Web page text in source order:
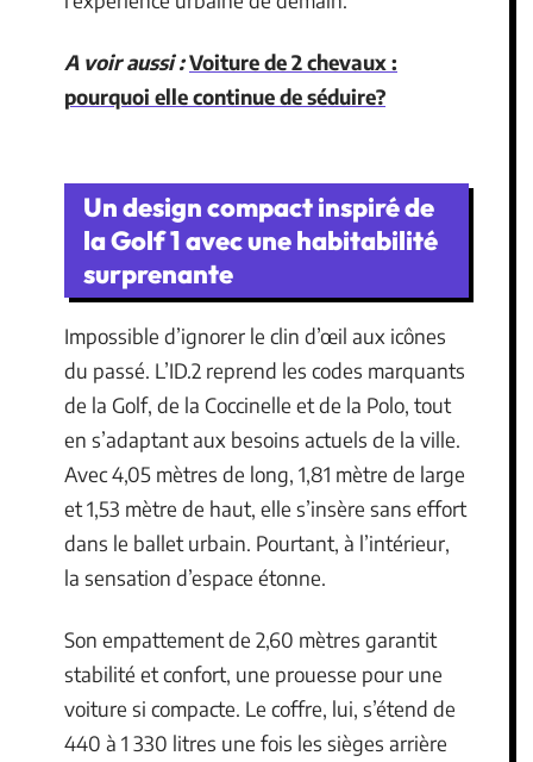
A voir aussi :Voiture de 2 chevaux :
pourquoi elle continue de séduire?
Un design compact inspiré de
la Golf 1 avec une habitabilité
surprenante
Impossible d’ignorer le clin d’œil aux icônes
du passé. L’ID.2 reprend les codes marquants
de la Golf, de la Coccinelle et de la Polo, tout
en s’adaptant aux besoins actuels de la ville.
Avec 4,05 mètres de long, 1,81 mètre de large
et 1,53 mètre de haut, elle s’insère sans effort
dans le ballet urbain. Pourtant, à l’intérieur,
la sensation d’espace étonne.
Son empattement de 2,60 mètres garantit
stabilité et confort, une prouesse pour une
voiture si compacte. Le coffre, lui, s’étend de
440 à 1 330 litres une fois les sièges arrière